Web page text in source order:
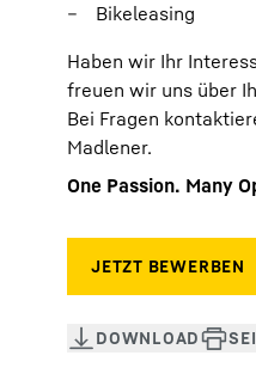
Bikeleasing
Haben wir Ihr
freuen wir uns über
Bei Fragen
Madlener.
One Passion. Many